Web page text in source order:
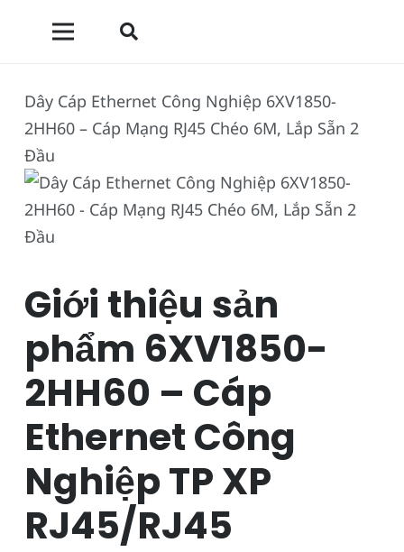
Dây Cáp Ethernet Công Nghiệp 6XV1850-
2HH60 – Cáp Mạng RJ45 Chéo 6M, Lắp Sẵn 2
Đầu
Giới thiệu sản
phẩm 6XV1850-
2HH60 – Cáp
Ethernet Công
Nghiệp TP XP
RJ45/RJ45